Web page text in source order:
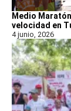
Medio
velocidad en
4 junio, 2026